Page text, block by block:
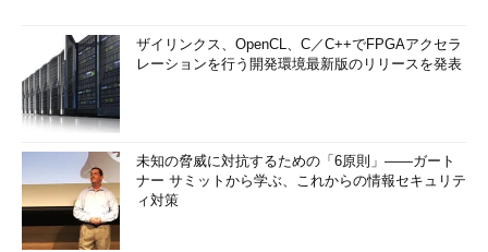
ザイリンクス、OpenCL、C／C++でFPGAアクセラ
レーションを行う開発環境最新版のリリースを発表
未知の脅威に対抗するための「6原則」――ガート
ナー サミットから学ぶ、これからの情報セキュリテ
ィ対策